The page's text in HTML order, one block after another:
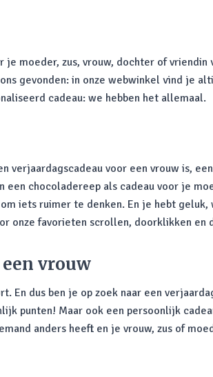
je moeder, zus, vrouw, dochter of
gevonden: in onze webwinkel vind je
cadeau: we hebben het allemaal.
verjaardagscadeau voor een vrouw is,
chocoladereep als cadeau voor je
iets ruimer te denken. En je hebt
onze favorieten scrollen, doorklikken
vrouw
En dus ben je op zoek naar een
punten! Maar ook een persoonlijk
anders heeft en je vrouw, zus of